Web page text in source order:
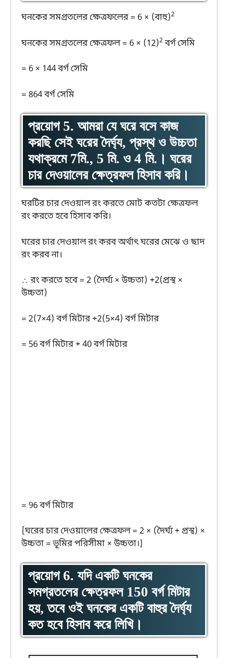
ঘনকের সমগ্রতলের ক্ষেত্রফলের = 6 × (বাহু)2
ঘনকের সমগ্রতলের ক্ষেত্রফল = 6 × (12)2বর্গ সেমি
= 6 × 144 বর্গ সেমি
= 864 বর্গ সেমি
প্রয়োগ 5. আমরা যে ঘরে বসে কাজ
করছি সেই ঘরের দৈর্ঘ্য, প্রস্থ ও উচ্চতা
যথাক্রমে 7মি., 5 মি. ও 4 মি.। ঘরের
চার দেওয়ালের ক্ষেত্রফল হিসাব করি।
ঘরটির চার দেওয়াল রং করতে মোট কতটা ক্ষেত্রফল
রং করতে হবে হিসাব করি।
ঘরের চার দেওয়াল রং করব অর্থাৎ ঘরের মেঝে ও ছাদ
রং করব না।
∴ রং করতে হবে = 2 (দৈর্ঘ্য × উচ্চতা) +2(প্রস্থ ×
উচ্চতা)
= 2(7×4) বর্গ মিটার +2(5×4) বর্গ মিটার
=​ 56 বর্গ মিটার + 40 বর্গ মিটার
= 96 বর্গ মিটার
[ঘরের চার দেওয়ালের ক্ষেত্রফল = 2 × (দৈর্ঘ্য + প্রস্থ) ×
উচ্চতা = ভূমির পরিসীমা × উচ্চতা।]
প্রয়োগ 6. যদি একটি ঘনকের
সমগ্রতলের ক্ষেত্রফল 150 বর্গ মিটার
হয়, তবে ওই ঘনকের একটি বাহুর দৈর্ঘ্য
কত হবে হিসাব করে লিখি।